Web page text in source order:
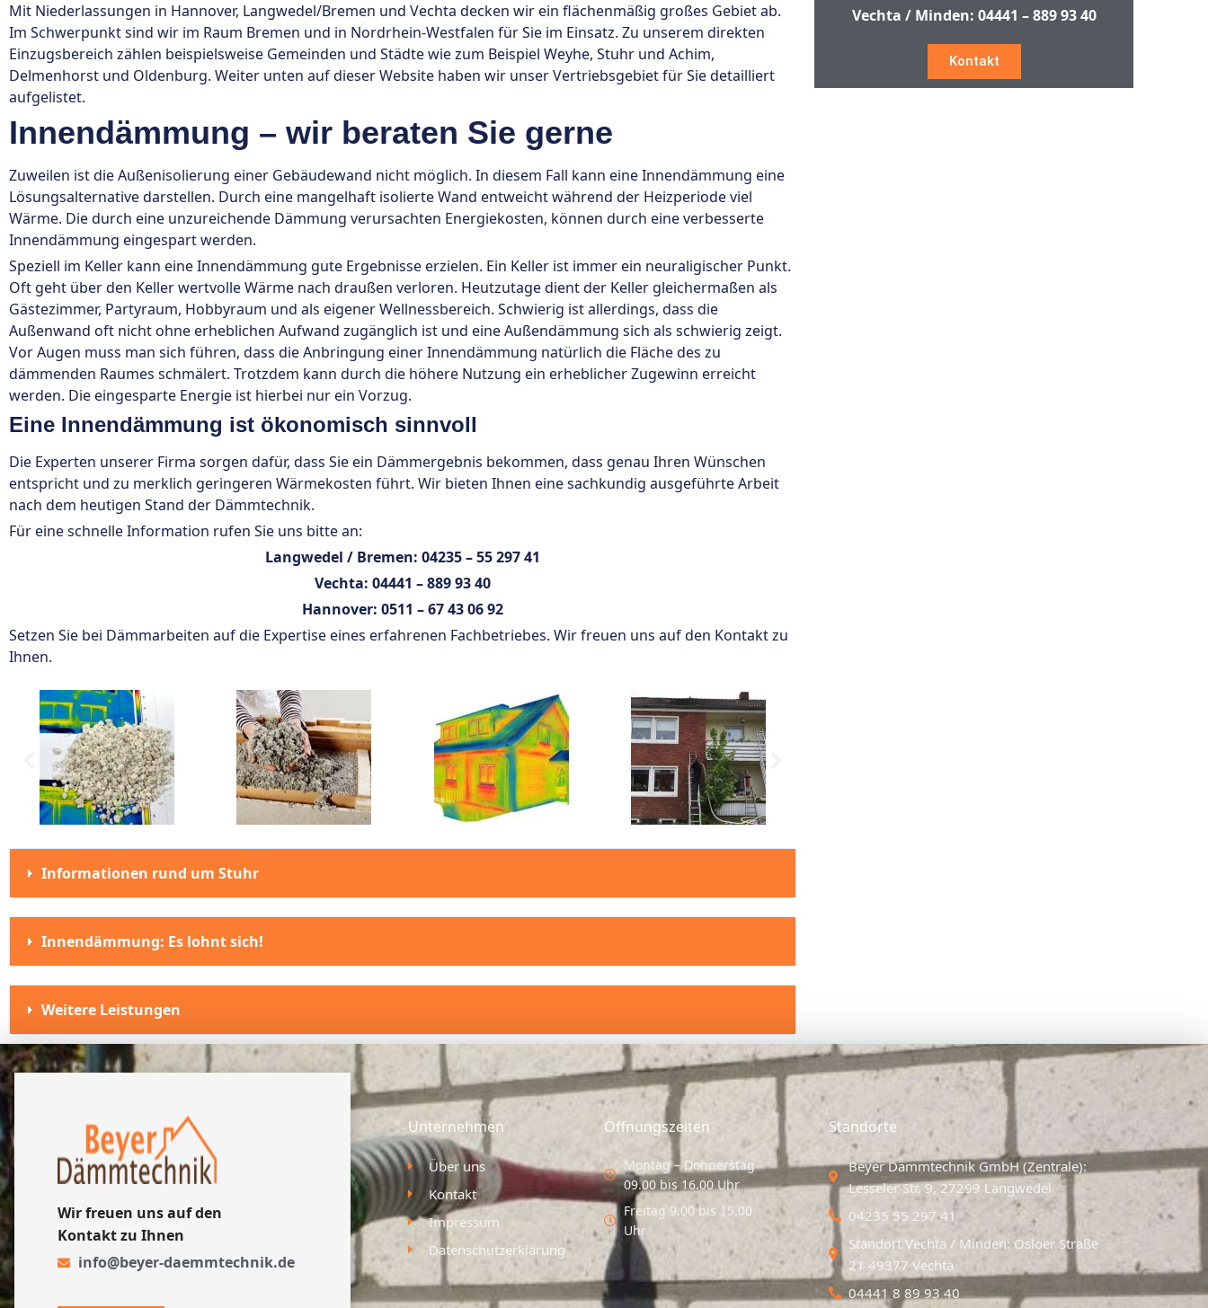
Mit Niederlassungen in Hannover, Langwedel/Bremen und Vechta decken wir ein flächenmäßig großes Gebiet ab.
Im Schwerpunkt sind wir im Raum Bremen und in Nordrhein-Westfalen für Sie im Einsatz. Zu unserem direkten
Einzugsbereich zählen beispielsweise Gemeinden und Städte wie zum Beispiel Weyhe, Stuhr und Achim,
Delmenhorst und Oldenburg. Weiter unten auf dieser Website haben wir unser Vertriebsgebiet für Sie detailliert
aufgelistet.
Innendämmung – wir beraten Sie gerne
Zuweilen ist die Außenisolierung einer Gebäudewand nicht möglich. In diesem Fall kann eine Innendämmung eine
Lösungsalternative darstellen. Durch eine mangelhaft isolierte Wand entweicht während der Heizperiode viel
Wärme. Die durch eine unzureichende Dämmung verursachten Energiekosten, können durch eine verbesserte
Innendämmung eingespart werden.
Speziell im Keller kann eine Innendämmung gute Ergebnisse erzielen. Ein Keller ist immer ein neuraligischer Punkt.
Oft geht über den Keller wertvolle Wärme nach draußen verloren. Heutzutage dient der Keller gleichermaßen als
Gästezimmer, Partyraum, Hobbyraum und als eigener Wellnessbereich. Schwierig ist allerdings, dass die
Außenwand oft nicht ohne erheblichen Aufwand zugänglich ist und eine Außendämmung sich als schwierig zeigt.
Vor Augen muss man sich führen, dass die Anbringung einer Innendämmung natürlich die Fläche des zu
dämmenden Raumes schmälert. Trotzdem kann durch die höhere Nutzung ein erheblicher Zugewinn erreicht
werden. Die eingesparte Energie ist hierbei nur ein Vorzug.
Eine Innendämmung ist ökonomisch sinnvoll
Die Experten unserer Firma sorgen dafür, dass Sie ein Dämmergebnis bekommen, dass genau Ihren Wünschen
entspricht und zu merklich geringeren Wärmekosten führt. Wir bieten Ihnen eine sachkundig ausgeführte Arbeit
nach dem heutigen Stand der Dämmtechnik.
Für eine schnelle Information rufen Sie uns bitte an:
Langwedel / Bremen: 04235 – 55 297 41
Vechta: 04441 – 889 93 40
Hannover: 0511 – 67 43 06 92
Setzen Sie bei Dämmarbeiten auf die Expertise eines erfahrenen Fachbetriebes. Wir freuen uns auf den Kontakt zu
Ihnen.
Informationen rund um Stuhr
Innendämmung: Es lohnt sich!
Weitere Leistungen
Vechta / Minden: 04441 – 889 93 40
Kontakt
Wir freuen uns auf den
Kontakt zu Ihnen
info@beyer-daemmtechnik.de
Unternehmen
Über uns
Kontakt
Impressum
Datenschutzerklärung
Öffnungszeiten
Montag – Donnerstag
09.00 bis 16.00 Uhr
Freitag 9.00 bis 15.00
Uhr
Standorte
Beyer Dämmtechnik GmbH (Zentrale):
Lesseler Str. 9, 27299 Langwedel
04235 55 297 41
Standort Vechta / Minden: Osloer Straße
21 49377 Vechta
04441 8 89 93 40